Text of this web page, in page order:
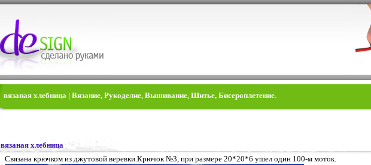
вязаная хлебница | Вязание, Рукоделие, Вышивание, Шитье, Бисероплетение.
вязаная хлебница
Связана крючком из джутовой веревки.Крючок №3, при размере 20*20*6 ушел один 100-м моток.